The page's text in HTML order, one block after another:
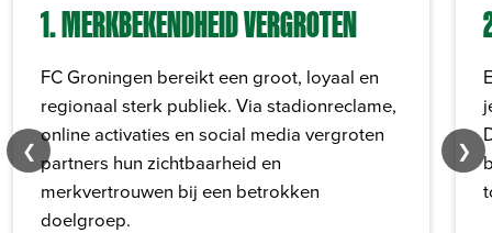
1. MERKBEKENDHEID VERGROTEN
FC Groningen bereikt een groot, loyaal en
regionaal sterk publiek. Via stadionreclame,
online activaties en social media vergroten
partners hun zichtbaarheid en
merkvertrouwen bij een betrokken
doelgroep.
❮ ❯